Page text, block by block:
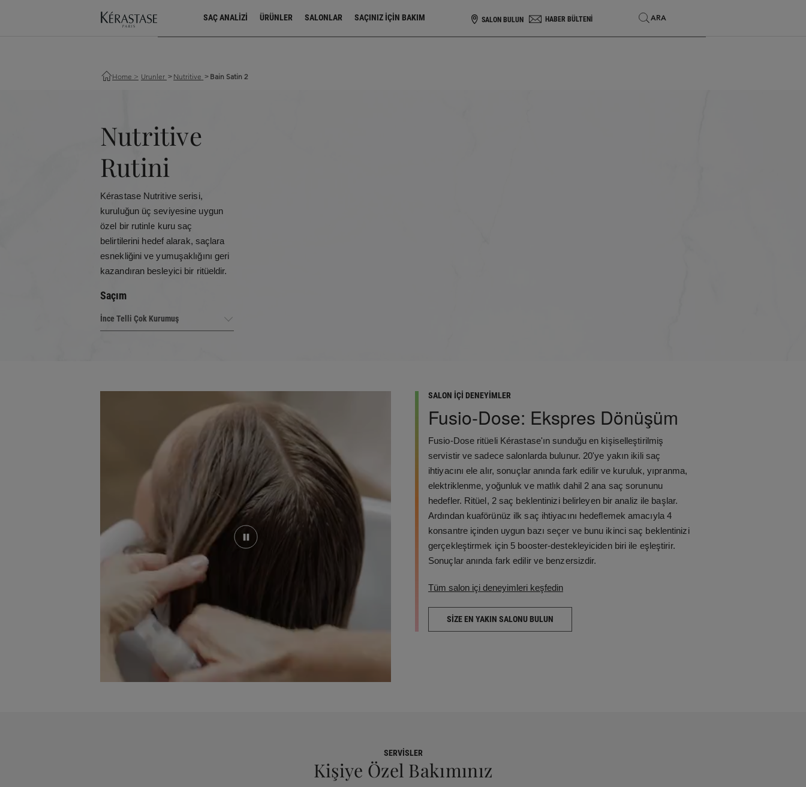
Enhanced E-commerce DataLayer Properties
SAÇ ANALIZI ÜRÜNLER SALONLAR SAÇINIZ IÇIN BAKIM SEARCH
ARA
SALON BULUN HABER BÜLTENİ
Home > Urunler > Nutritive > Bain Satin 2
Nutritive
Rutini
Kérastase Nutritive serisi,
kuruluğun üç seviyesine uygun
özel bir rutinle kuru saç
belirtilerini hedef alarak, saçlara
esnekliğini ve yumuşaklığını geri
kazandıran besleyici bir ritüeldir.
Saçım
SALON İÇİ DENEYİMLER
Fusio-Dose: Ekspres Dönüşüm
Fusio-Dose ritüeli Kérastase'ın sunduğu en kişiselleştirilmiş
servistir ve sadece salonlarda bulunur. 20'ye yakın ikili saç
ihtiyacını ele alır, sonuçlar anında fark edilir ve kuruluk, yıpranma,
elektriklenme, yoğunluk ve matlık dahil 2 ana saç sorununu
hedefler. Ritüel, 2 saç beklentinizi belirleyen bir analiz ile başlar.
Ardından kuaförünüz ilk saç ihtiyacını hedeflemek amacıyla 4
konsantre içinden uygun bazı seçer ve bunu ikinci saç beklentinizi
gerçekleştirmek için 5 booster-destekleyiciden biri ile eşleştirir.
Sonuçlar anında fark edilir ve benzersizdir.
Tüm salon içi deneyimleri keşfedin
SIZE EN YAKIN SALONU BULUN
SERVISLER
Kişiye Özel Bakımınız